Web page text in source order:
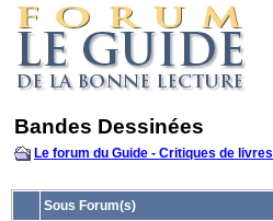
Bandes Dessinées
Le forum du Guide - Critiques de livres
Sous Forum(s)